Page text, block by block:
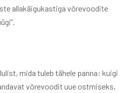
allakäigukastiga võrevoodite
mida tuleb tähele panna: kuigi
võrevoodit uue ostmiseks,